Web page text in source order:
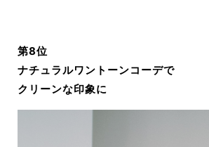
第8位
ナチュラルワントーンコーデで
クリーンな印象に